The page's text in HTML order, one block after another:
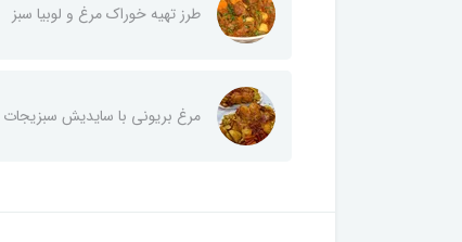
طرز تهیه خوراک مرغ و لوبیا سبز
مرغ بریونی با سایدیش سبزیجات